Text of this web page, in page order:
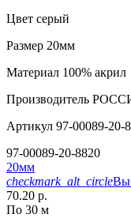
Цвет серый
Размер 20мм
Материал 100% акрил
Производитель
Артикул 97-00089-20-
97-00089-20-8820
20мм
checkmark_alt_circle
70.20 р.
По 30 м